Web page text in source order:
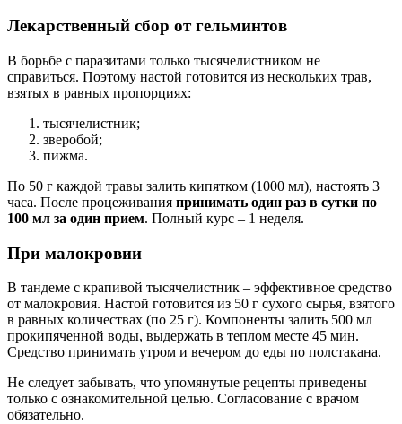
Лекарственный сбор от гельминтов
В борьбе с паразитами только тысячелистником не
справиться. Поэтому настой готовится из нескольких трав,
взятых в равных пропорциях:
тысячелистник;
зверобой;
пижма.
По 50 г каждой травы залить кипятком (1000 мл), настоять 3
часа. После процеживания принимать один раз в сутки по
100 мл за один прием. Полный курс – 1 неделя.
При малокровии
В тандеме с крапивой тысячелистник – эффективное средство
от малокровия. Настой готовится из 50 г сухого сырья, взятого
в равных количествах (по 25 г). Компоненты залить 500 мл
прокипяченной воды, выдержать в теплом месте 45 мин.
Средство принимать утром и вечером до еды по полстакана.
Не следует забывать, что упомянутые рецепты приведены
только с ознакомительной целью. Согласование с врачом
обязательно.